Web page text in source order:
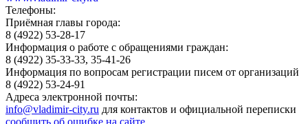
Телефоны:
Приёмная главы города:
8 (4922) 53-28-17
Информация о работе с обращениями граждан:
8 (4922) 35-33-33, 35-41-26
Информация по вопросам регистрации писем от организаций
8 (4922) 53-24-91
Адреса электронной почты:
info@vladimir-city.ru для контактов и официальной переписки
сообщить об ошибке на сайте